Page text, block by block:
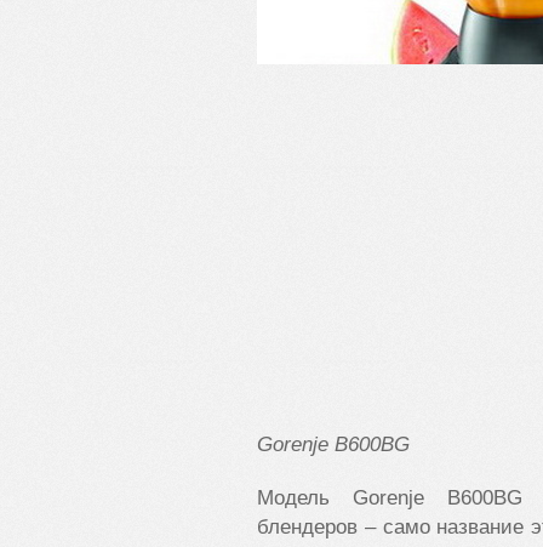
Gorenje B600BG
Модель Gorenje B600BG
блендеров – само название